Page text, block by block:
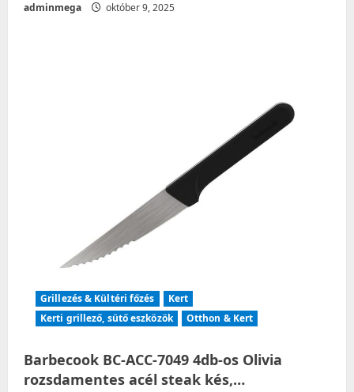
adminmega október 9, 2025
Grillezés & Kültéri főzés
Kert
Kerti grillező, sütő eszközök
Otthon & Kert
Barbecook BC-ACC-7049 4db-os Olivia
rozsdamentes acél steak kés,…